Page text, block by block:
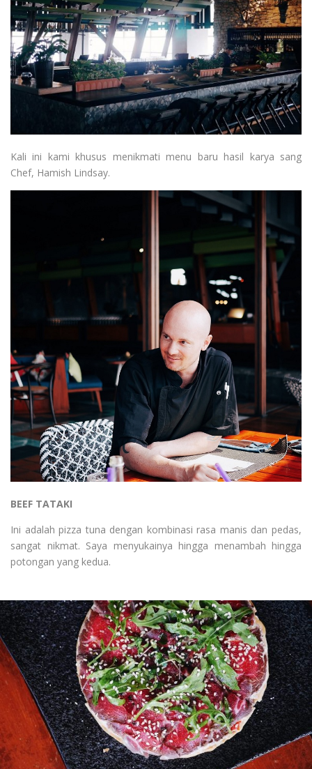
Kali ini kami khusus menikmati menu baru hasil karya sang
Chef, Hamish Lindsay.
BEEF TATAKI
Ini adalah pizza tuna dengan kombinasi rasa manis dan pedas,
sangat nikmat. Saya menyukainya hingga menambah hingga
potongan yang kedua.